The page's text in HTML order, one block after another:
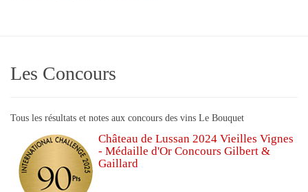
Les Concours
Tous les résultats et notes aux concours des vins Le Bouquet
Château de Lussan 2024 Vieilles Vignes
- Médaille d'Or Concours Gilbert &
Gaillard